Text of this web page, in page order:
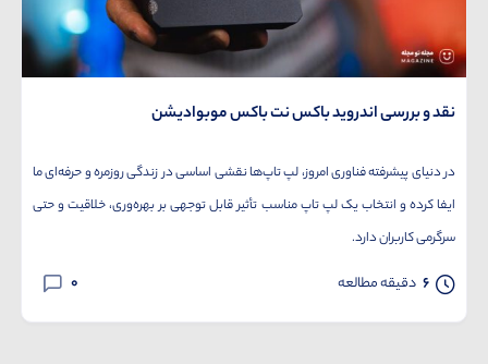
نقد و بررسی اندروید باکس نت باکس موبوادیشن
در دنیای پیشرفته فناوری امروز، لپ تاپ‌ها نقشی اساسی در زندگی روزمره و حرفه‌ای ما
ایفا کرده و انتخاب یک لپ تاپ مناسب تأثیر قابل توجهی بر بهره‌وری، خلاقیت و حتی
سرگرمی کاربران دارد.
6 دقیقه مطالعه 0